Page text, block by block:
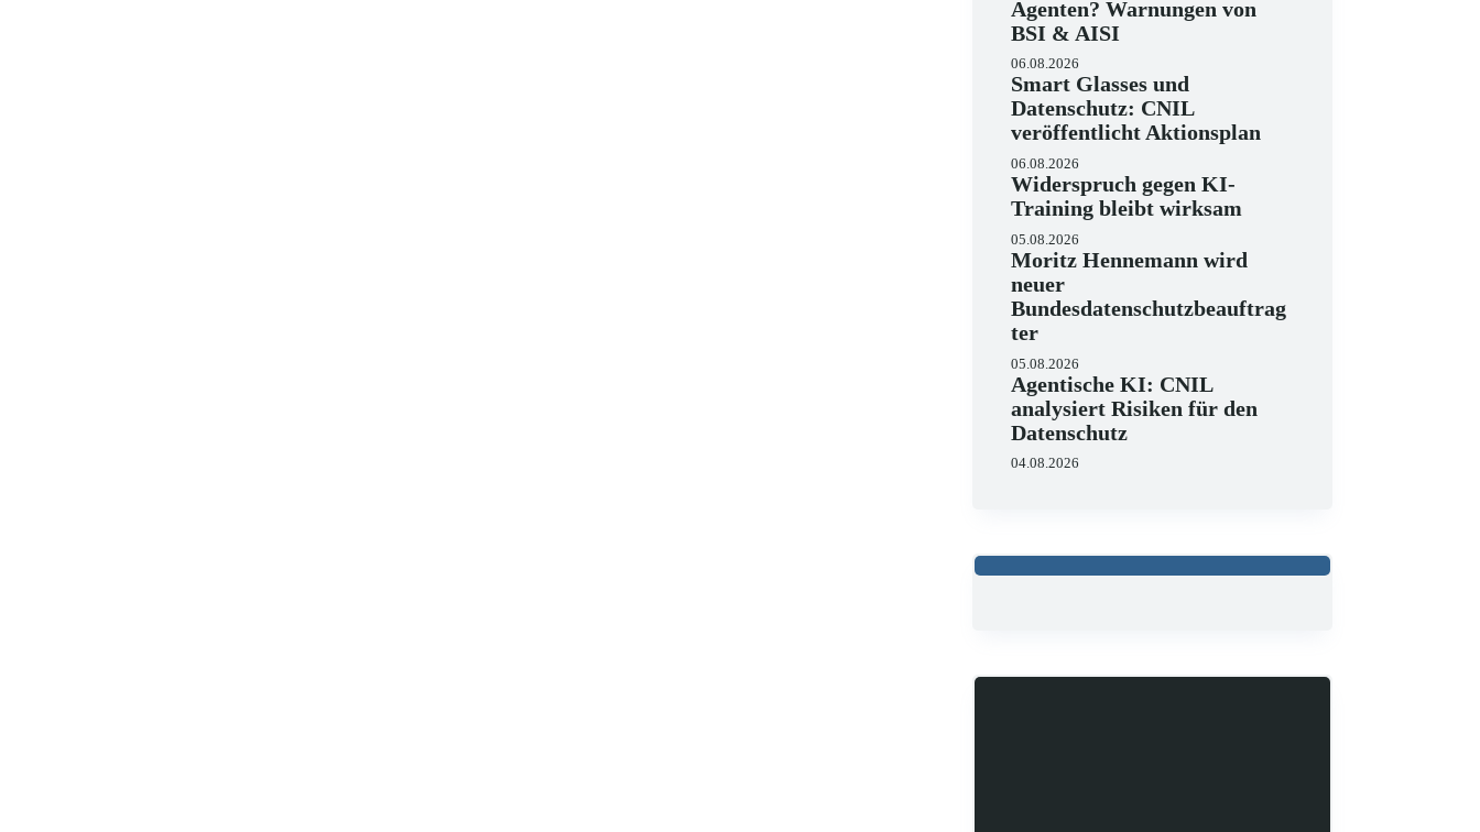
Agenten? Warnungen von
BSI & AISI
06.08.2026
Smart Glasses und
Datenschutz: CNIL
veröffentlicht Aktionsplan
06.08.2026
Widerspruch gegen KI-
Training bleibt wirksam
05.08.2026
Moritz Hennemann wird
neuer
Bundesdatenschutzbeauftrag
ter
05.08.2026
Agentische KI: CNIL
analysiert Risiken für den
Datenschutz
04.08.2026